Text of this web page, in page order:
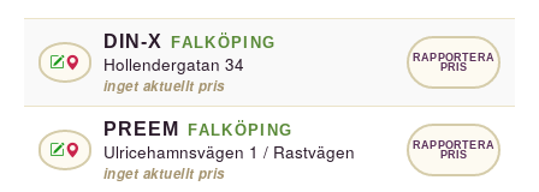
DIN-X FALKÖPING
Hollendergatan 34
inget aktuellt pris
RAPPORTERA
PRIS
PREEM FALKÖPING
Ulricehamnsvägen 1 / Rastvägen
inget aktuellt pris
RAPPORTERA
PRIS